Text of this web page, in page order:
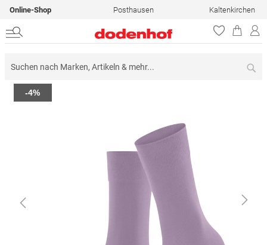
Online-Shop Posthausen Kaltenkirchen
Ende
-4%